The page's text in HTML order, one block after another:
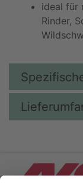
ideal für
Rinder,